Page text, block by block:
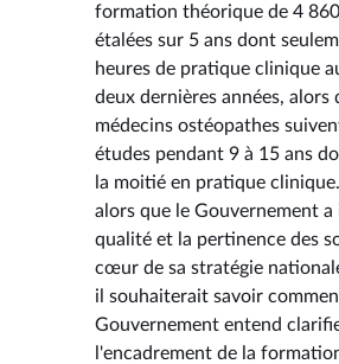
formation théorique de 4
étalées sur 5 ans dont
heures de pratique clinique
deux dernières années, alors
médecins ostéopathes
études pendant 9 à 15 ans
la moitié en pratique
alors que le Gouvernement a
qualité et la pertinence des
cœur de sa stratégie
il souhaiterait savoir
Gouvernement entend
l'encadrement de la